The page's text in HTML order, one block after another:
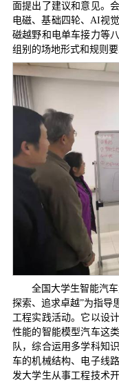
面提出了建议和意见。
电磁、基础四轮、AI视
磁越野和电单车接力等
组别的场地形式和规则要
全国大学生智能汽
探索、追求卓越”为指导
工程实践活动。它以设
性能的智能模型汽车这
队，综合运用多学科知
车的机械结构、电子线
发大学生从事工程技术